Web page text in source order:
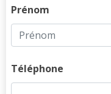
Prénom
Téléphone